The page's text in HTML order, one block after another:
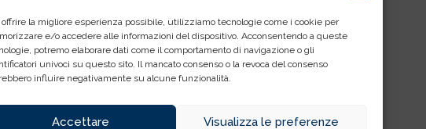
offrire la migliore esperienza possibile, utilizziamo tecnologie come i cookie per
e/o accedere alle informazioni del dispositivo. Acconsentendo a queste
potremo elaborare dati come il comportamento di navigazione o gli
univoci su questo sito. Il mancato consenso o la revoca del consenso
influire negativamente su alcune funzionalità.
Accettare Visualizza le preferenze